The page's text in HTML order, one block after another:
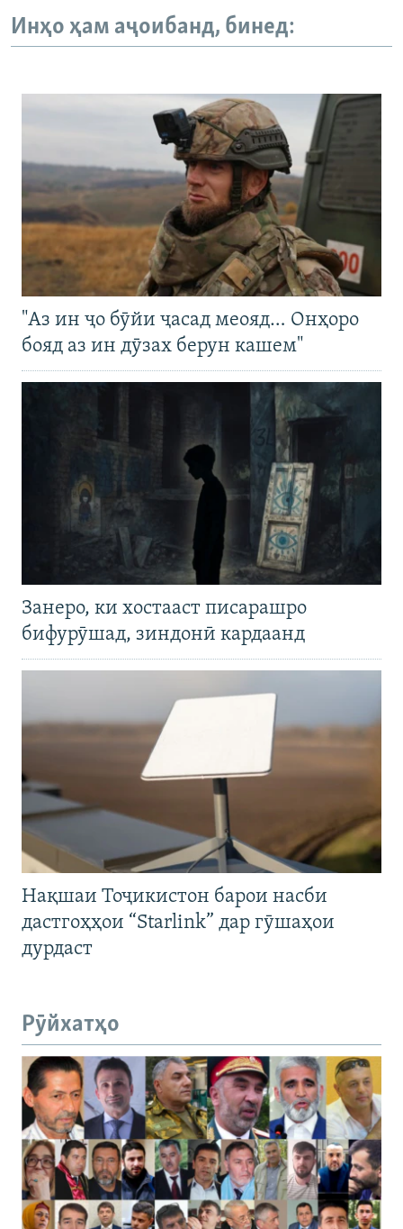
Инҳо ҳам аҷоибанд, бинед:
"Аз ин ҷо бӯйи ҷасад меояд… Онҳоро
бояд аз ин дӯзах берун кашем"
Занеро, ки хостааст писарашро
бифурӯшад, зиндонӣ кардаанд
Нақшаи Тоҷикистон барои насби
дастгоҳҳои “Starlink” дар гӯшаҳои
дурдаст
Рӯйхатҳо